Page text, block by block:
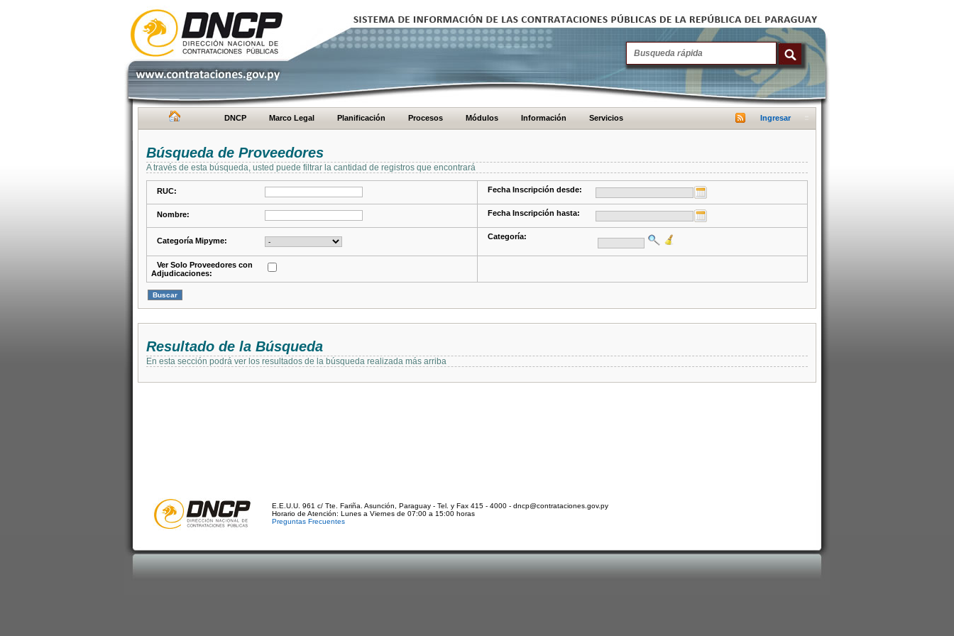
DNCP Marco Legal Planificación Procesos Módulos Información Servicios Ingresar
Búsqueda de Proveedores
A través de esta búsqueda, usted puede filtrar la cantidad de registros que encontrará
RUC: Fecha Inscripción desde:
Nombre: Fecha Inscripción hasta:
Categoría Mipyme: Categoría:
Ver Solo Proveedores con
Adjudicaciones:
Resultado de la Búsqueda
En esta sección podrá ver los resultados de la búsqueda realizada más arriba
E.E.U.U. 961 c/ Tte. Fariña. Asunción, Paraguay - Tel. y Fax 415 - 4000 - dncp@contrataciones.gov.py
Horario de Atención: Lunes a Viernes de 07:00 a 15:00 horas
Preguntas Frecuentes